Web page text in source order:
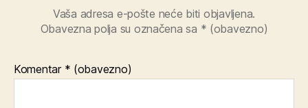
Vaša adresa e-pošte neće biti objavljena.
Obavezna polja su označena sa * (obavezno)
Komentar * (obavezno)